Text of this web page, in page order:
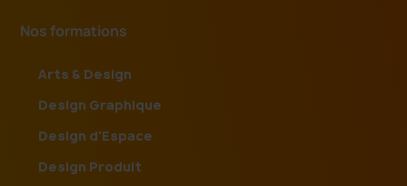
Nos formations
Arts & Design
Design Graphique
Design d'Espace
Design Produit